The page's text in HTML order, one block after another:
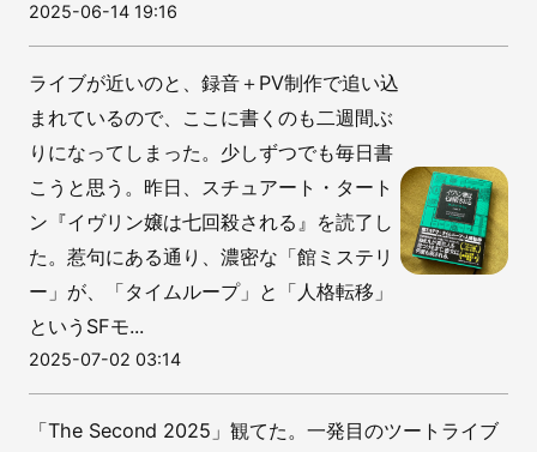
2025-06-14 19:16
ライブが近いのと、録音＋PV制作で追い込
まれているので、ここに書くのも二週間ぶ
りになってしまった。少しずつでも毎日書
こうと思う。昨日、スチュアート・タート
ン『イヴリン嬢は七回殺される』を読了し
た。惹句にある通り、濃密な「館ミステリ
ー」が、「タイムループ」と「人格転移」
というSFモ...
2025-07-02 03:14
「The Second 2025」観てた。一発目のツートライブ